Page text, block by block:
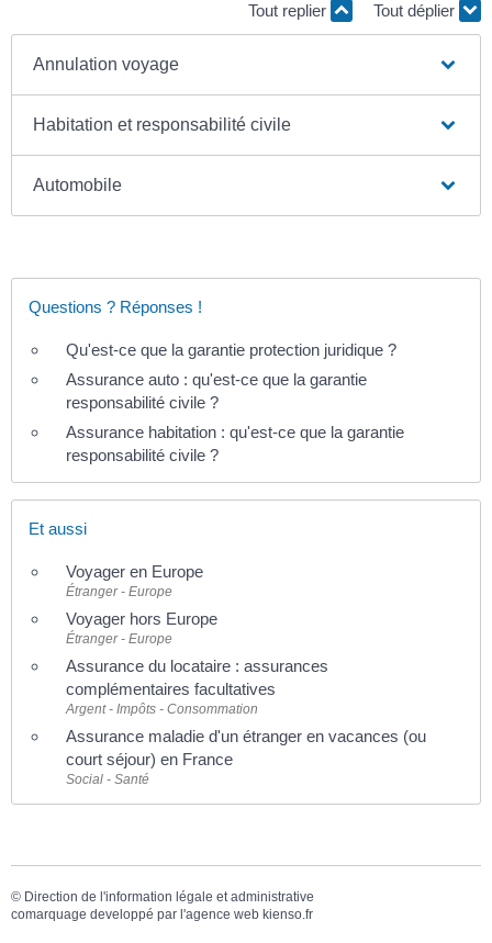
Tout replier Tout déplier
Annulation voyage
Habitation et responsabilité civile
Automobile
Questions ? Réponses !
Qu'est-ce que la garantie protection juridique ?
Assurance auto : qu'est-ce que la garantie
responsabilité civile ?
Assurance habitation : qu'est-ce que la garantie
responsabilité civile ?
Et aussi
Voyager en Europe
Étranger - Europe
Voyager hors Europe
Étranger - Europe
Assurance du locataire : assurances
complémentaires facultatives
Argent - Impôts - Consommation
Assurance maladie d'un étranger en vacances (ou
court séjour) en France
Social - Santé
© Direction de l'information légale et administrative
comarquage developpé par l'agence web kienso.fr